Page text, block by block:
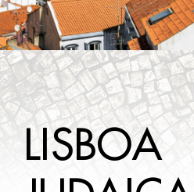
A SABER
CONTACTOS
LISBOA